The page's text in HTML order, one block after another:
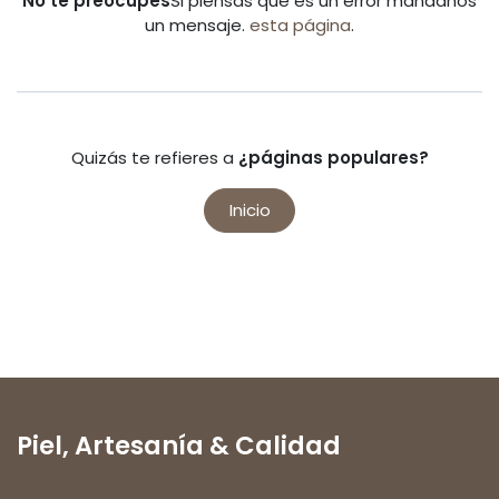
un mensaje. esta página.
Quizás te refieres a ¿páginas populares?
Inicio
Piel,Artesanía & Calidad